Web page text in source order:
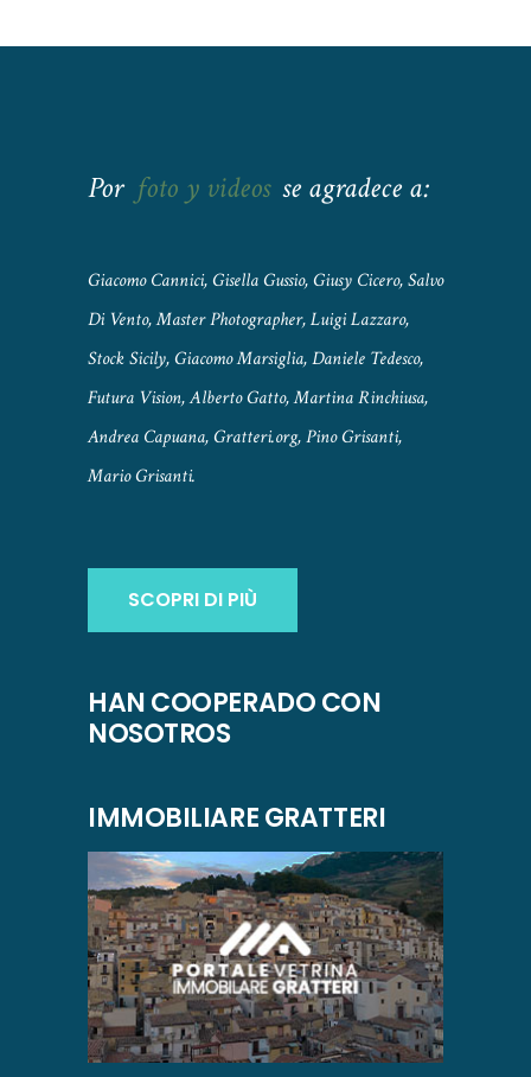
Por foto y videos se agradece a:
Giacomo Cannici, Gisella Gussio, Giusy Cicero, Salvo
Di Vento, Master Photographer, Luigi Lazzaro,
Stock Sicily, Giacomo Marsiglia, Daniele Tedesco,
Futura Vision, Alberto Gatto, Martina Rinchiusa,
Andrea Capuana, Gratteri.org, Pino Grisanti,
Mario Grisanti.
SCOPRI DI PIÙ
HAN COOPERADO CON
NOSOTROS
IMMOBILIARE GRATTERI